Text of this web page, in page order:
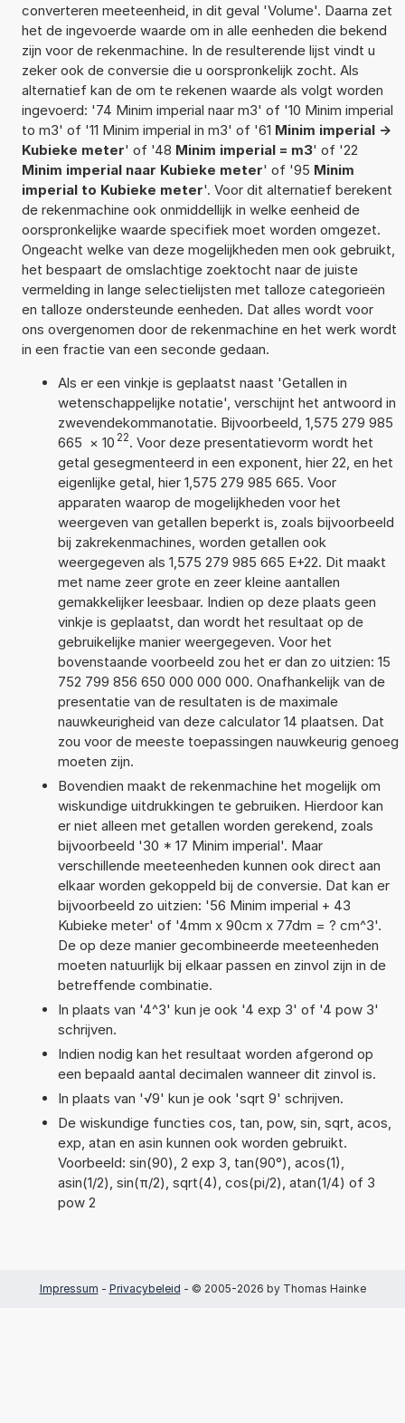
converteren meeteenheid, in dit geval 'Volume'. Daarna zet
het de ingevoerde waarde om in alle eenheden die bekend
zijn voor de rekenmachine. In de resulterende lijst vindt u
zeker ook de conversie die u oorspronkelijk zocht. Als
alternatief kan de om te rekenen waarde als volgt worden
ingevoerd: '74 Minim imperial naar m3' of '10 Minim imperial
to m3' of '11 Minim imperial in m3' of '61 Minim imperial ->
Kubieke meter' of '48 Minim imperial = m3' of '22
Minim imperial naar Kubieke meter' of '95 Minim
imperial to Kubieke meter'. Voor dit alternatief berekent
de rekenmachine ook onmiddellijk in welke eenheid de
oorspronkelijke waarde specifiek moet worden omgezet.
Ongeacht welke van deze mogelijkheden men ook gebruikt,
het bespaart de omslachtige zoektocht naar de juiste
vermelding in lange selectielijsten met talloze categorieën
en talloze ondersteunde eenheden. Dat alles wordt voor
ons overgenomen door de rekenmachine en het werk wordt
in een fractie van een seconde gedaan.
Als er een vinkje is geplaatst naast 'Getallen in
wetenschappelijke notatie', verschijnt het antwoord in
zwevendekommanotatie. Bijvoorbeeld, 1,575 279 985
665 × 10 22. Voor deze presentatievorm wordt het
getal gesegmenteerd in een exponent, hier 22, en het
eigenlijke getal, hier 1,575 279 985 665. Voor
apparaten waarop de mogelijkheden voor het
weergeven van getallen beperkt is, zoals bijvoorbeeld
bij zakrekenmachines, worden getallen ook
weergegeven als 1,575 279 985 665 E+22. Dit maakt
met name zeer grote en zeer kleine aantallen
gemakkelijker leesbaar. Indien op deze plaats geen
vinkje is geplaatst, dan wordt het resultaat op de
gebruikelijke manier weergegeven. Voor het
bovenstaande voorbeeld zou het er dan zo uitzien: 15
752 799 856 650 000 000 000. Onafhankelijk van de
presentatie van de resultaten is de maximale
nauwkeurigheid van deze calculator 14 plaatsen. Dat
zou voor de meeste toepassingen nauwkeurig genoeg
moeten zijn.
Bovendien maakt de rekenmachine het mogelijk om
wiskundige uitdrukkingen te gebruiken. Hierdoor kan
er niet alleen met getallen worden gerekend, zoals
bijvoorbeeld '30 * 17 Minim imperial'. Maar
verschillende meeteenheden kunnen ook direct aan
elkaar worden gekoppeld bij de conversie. Dat kan er
bijvoorbeeld zo uitzien: '56 Minim imperial + 43
Kubieke meter' of '4mm x 90cm x 77dm = ? cm^3'.
De op deze manier gecombineerde meeteenheden
moeten natuurlijk bij elkaar passen en zinvol zijn in de
betreffende combinatie.
In plaats van '4^3' kun je ook '4 exp 3' of '4 pow 3'
schrijven.
Indien nodig kan het resultaat worden afgerond op
een bepaald aantal decimalen wanneer dit zinvol is.
In plaats van '√9' kun je ook 'sqrt 9' schrijven.
De wiskundige functies cos, tan, pow, sin, sqrt, acos,
exp, atan en asin kunnen ook worden gebruikt.
Voorbeeld: sin(90), 2 exp 3, tan(90°), acos(1),
asin(1/2), sin(π/2), sqrt(4), cos(pi/2), atan(1/4) of 3
pow 2
Impressum - Privacybeleid - © 2005-2026 by Thomas Hainke